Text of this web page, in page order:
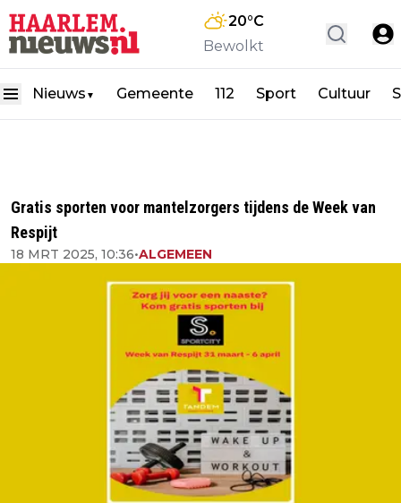
20°C
Bewolkt
Nieuws ▼ Gemeente 112 Sport Cultuur
Gratis sporten voor mantelzorgers tijdens de Week van
Respijt
18 MRT 2025, 10:36•ALGEMEEN